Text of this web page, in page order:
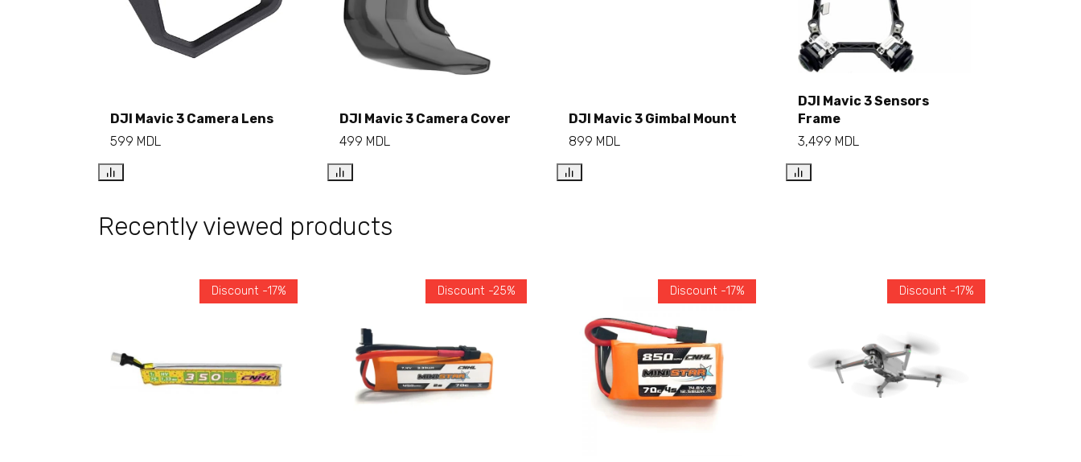
DJI Mavic 3 Camera Lens
599 MDL
Add to cart
DJI Mavic 3 Camera Cover
499 MDL
DJI Mavic 3 Gimbal Mount
899 MDL
DJI Mavic 3 Sensors
Frame
3,499 MDL
Recently viewed products
Discount -17% Discount -25% Discount -17% Discount -17%